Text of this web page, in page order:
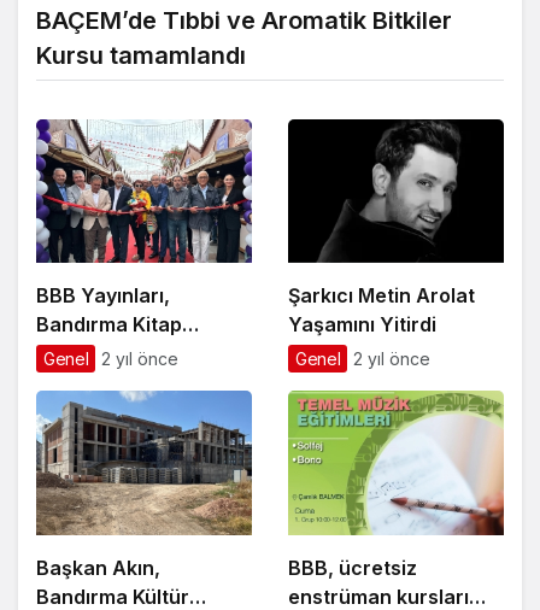
BAÇEM’de Tıbbi ve Aromatik Bitkiler
Kursu tamamlandı
BBB Yayınları,
Bandırma Kitap
Günleri’nin ilgi odağı
Genel 2 yıl önce
Şarkıcı Metin Arolat
Yaşamını Yitirdi
Genel 2 yıl önce
Başkan Akın,
Bandırma Kültür
BBB, ücretsiz
enstrüman kursları